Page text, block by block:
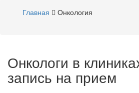
Главная Онкология
Онкологи в
запись на прием